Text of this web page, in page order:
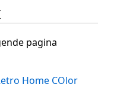
pagina
Home COlor